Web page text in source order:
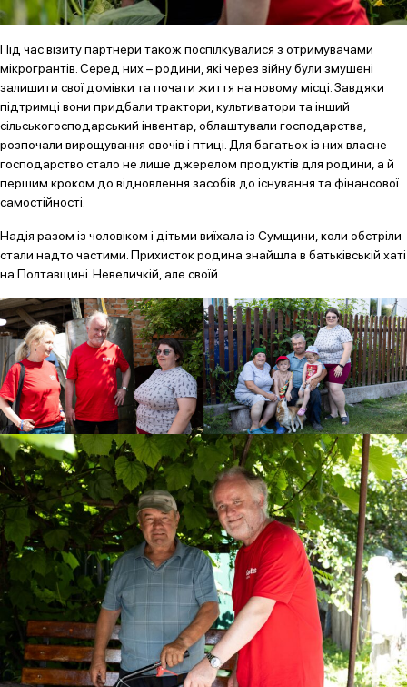
Під час візиту партнери також поспілкувалися з отримувачами
мікрогрантів. Серед них – родини, які через війну були змушені
залишити свої домівки та почати життя на новому місці. Завдяки
підтримці вони придбали трактори, культиватори та інший
сільськогосподарський інвентар, облаштували господарства,
розпочали вирощування овочів і птиці. Для багатьох із них власне
господарство стало не лише джерелом продуктів для родини, а й
першим кроком до відновлення засобів до існування та фінансової
самостійності.
Надія разом із чоловіком і дітьми виїхала із Сумщини, коли обстріли
стали надто частими. Прихисток родина знайшла в батьківській хаті
на Полтавщині. Невеличкій, але своїй.